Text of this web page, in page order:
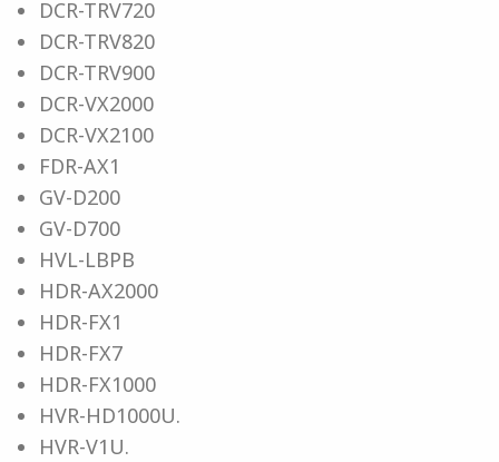
DCR-TRV720
DCR-TRV820
DCR-TRV900
DCR-VX2000
DCR-VX2100
FDR-AX1
GV-D200
GV-D700
HVL-LBPB
HDR-AX2000
HDR-FX1
HDR-FX7
HDR-FX1000
HVR-HD1000U.
HVR-V1U.